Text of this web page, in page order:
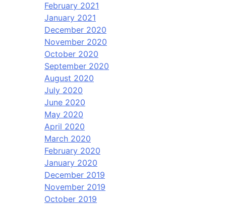
February 2021
January 2021
December 2020
November 2020
October 2020
September 2020
August 2020
July 2020
June 2020
May 2020
April 2020
March 2020
February 2020
January 2020
December 2019
November 2019
October 2019